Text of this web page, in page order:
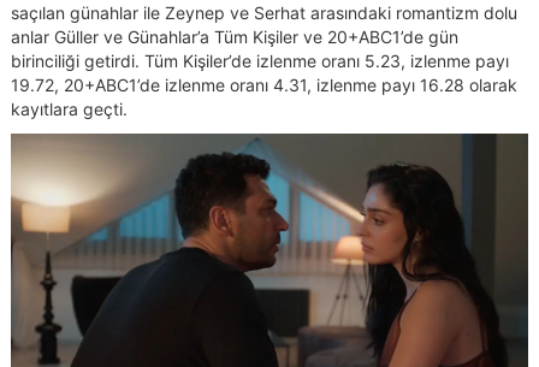
saçılan günahlar ile Zeynep ve Serhat arasındaki romantizm dolu
anlar Güller ve Günahlar’a Tüm Kişiler ve 20+ABC1’de gün
birinciliği getirdi. Tüm Kişiler’de izlenme oranı 5.23, izlenme payı
19.72, 20+ABC1’de izlenme oranı 4.31, izlenme payı 16.28 olarak
kayıtlara geçti.